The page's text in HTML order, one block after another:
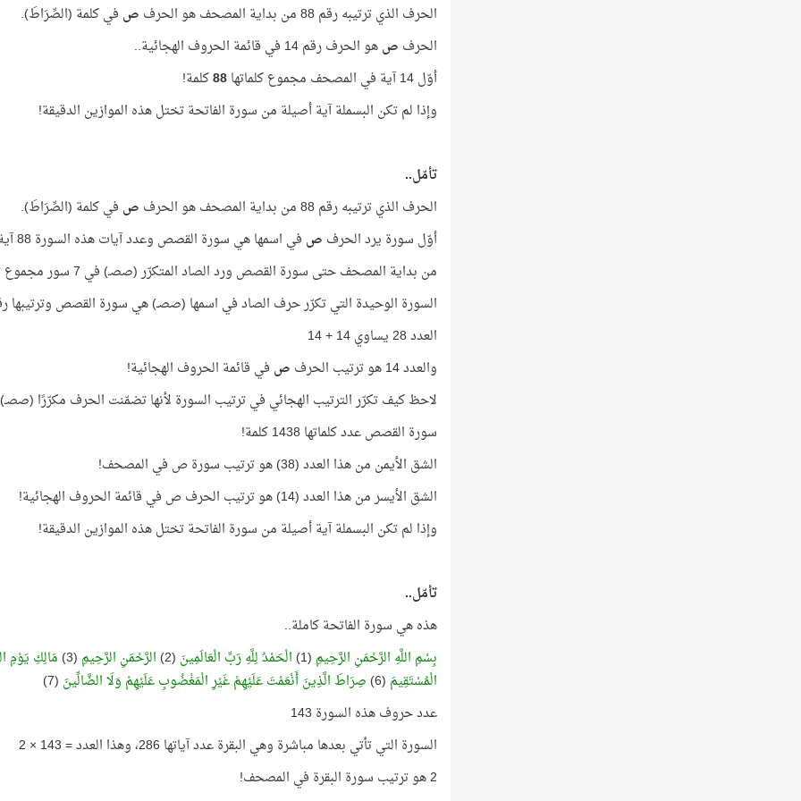
الحرف الذي ترتيبه رقم 88 من بداية المصحف هو الحرف
ص في كلمة (الصِّرَاطَ).
الحرف صهو الحرف رقم 14 في قائمة الحروف الهجائية..
أوّل 14 آية في المصحف مجموع كلماتها
88كلمة!
وإذا لم تكن البسملة آية أصيلة من سورة الفاتحة تختل هذه الموازين الدقيقة!
تأمّل..
الحرف الذي ترتيبه رقم 88 من بداية المصحف هو الحرف
ص في كلمة (الصِّرَاطَ).
أوّل سورة يرد الحرف ص في اسمها هي سورة القصص وعدد آيات هذه السورة 88 آية.
من بداية المصحف حتى سورة القصص ورد الصاد المتكرّر (صصـ) في 7 سور مجموع ترتيبها
السورة الوحيدة التي تكرّر حرف الصاد في اسمها (صصـ) هي سورة القصص وترتيبها رقم
العدد 28 يساوي 14 + 14
والعدد 14 هو ترتيب الحرف
ص في قائمة الحروف الهجائية!
لاحظ كيف تكرّر الترتيب الهجائي في ترتيب السورة لأنها تضمّنت الحرف مكرّرًا
سورة القصص عدد كلماتها 1438 كلمة!
الشق الأيمن من هذا العدد (38) هو ترتيب سورة ص في المصحف!
الشق الأيسر من هذا العدد (14) هو ترتيب الحرف ص في قائمة الحروف الهجائية!
وإذا لم تكن البسملة آية أصيلة من سورة الفاتحة تختل هذه الموازين الدقيقة!
تأمّل..
هذه هي سورة الفاتحة كاملة..
بِسْمِ اللَّهِ الرَّحْمَنِ الرَّحِيمِ (1) الْحَمْدُ لِلَّهِ رَبِّ الْعَالَمِينَ (2) الرَّحْمَنِ الرَّحِيمِ (3) مَالِكِ يَوْمِ
الْمُسْتَقِيمَ (6) صِرَاطَ الَّذِينَ أَنْعَمْتَ عَلَيْهِمْ غَيْرِ الْمَغْضُوبِ عَلَيْهِمْ وَلَا الضَّالِّينَ (7)
عدد حروف هذه السورة 143
السورة التي تأتي بعدها مباشرة وهي البقرة عدد آياتها 286، وهذا العدد = 143 × 2
2 هو ترتيب سورة البقرة في المصحف!